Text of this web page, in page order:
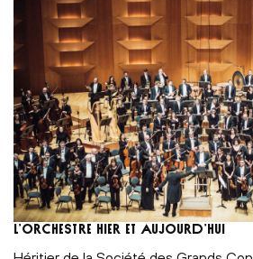
L’orchestre hier et aujourd’hui